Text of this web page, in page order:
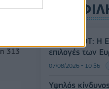
313
Έρευνα ΕΟΤ: Η
επιλογές των
07/08/2026 - 10:56
Υψηλός